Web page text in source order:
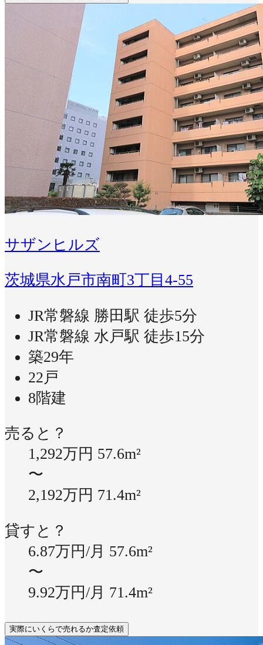
サザンヒルズ
茨城県水戸市南町3丁目4-55
JR常磐線 勝田駅 徒歩5分
JR常磐線 水戸駅 徒歩15分
築29年
22戸
8階建
売ると？
1,292万円 57.6m²
〜
2,192万円 71.4m²
貸すと？
6.87万円/月 57.6m²
〜
9.92万円/月 71.4m²
実際にいくらで売れるか査定依頼